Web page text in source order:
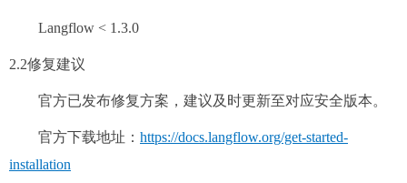
Langflow < 1.3.0
2.2修复建议
官方已发布修复方案，建议及时更新至对应安全版本。
官方下载地址： https://docs.langflow.org/get-started-
installation